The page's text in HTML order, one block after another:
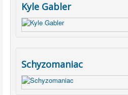
Kyle Gabler
Schyzomaniac